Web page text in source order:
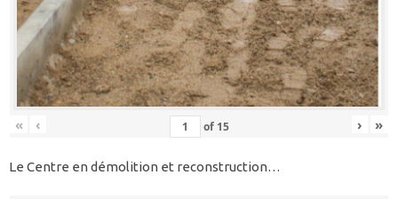
« ‹ of 15 › »
Le Centre en démolition et reconstruction…